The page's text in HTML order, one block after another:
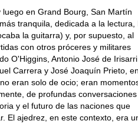
en Grand Bourg, San Martín
tranquila, dedicada a la lectura,
la guitarra) y, por supuesto, al
con otros próceres y militares
O'Higgins, Antonio José de
Carrera y José Joaquín Prieto,
eran solo de ocio; eran
de profundas conversaciones
y el futuro de las naciones que
El ajedrez, en este contexto, era